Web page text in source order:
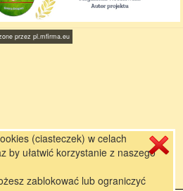
przez pl.mfirma.eu
(ciasteczek) w celach
by ułatwić korzystanie z naszego
zablokować lub ograniczyć